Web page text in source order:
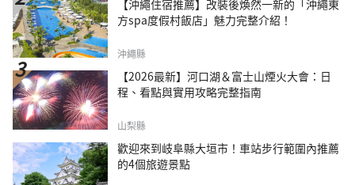
【沖繩住宿推薦】改裝後煥然一新的「沖繩東
方spa度假村飯店」魅力完整介紹！
沖繩縣
【2026最新】河口湖＆富士山煙火大會：日
程、看點與實用攻略完整指南
山梨縣
歡迎來到岐阜縣大垣市！車站步行範圍內推薦
的4個旅遊景點